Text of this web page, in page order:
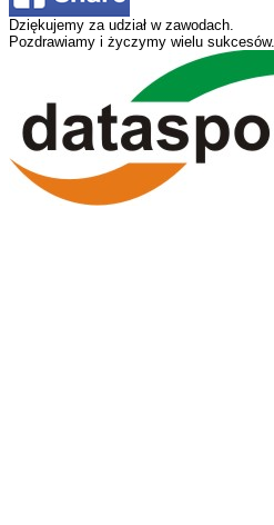
Dziękujemy za udział w zawodach.
Pozdrawiamy i życzymy wielu sukcesów.